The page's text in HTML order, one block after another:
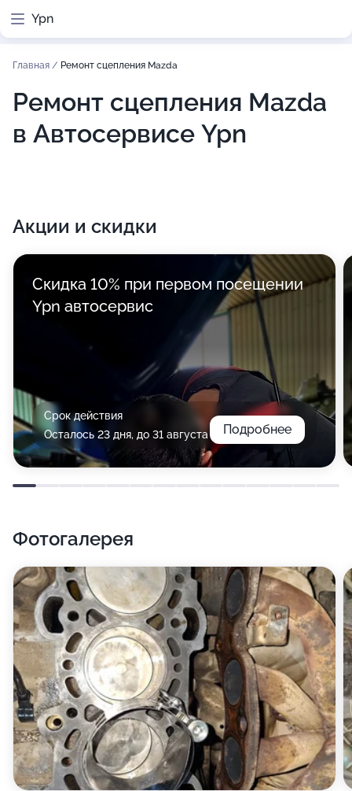
Ypn
Главная / Ремонт сцепления Mazda
Ремонт сцепления Mazda
в Автосервисе Ypn
Акции и скидки
Скидка 10% при первом посещении
Ypn автосервис
Срок действия
Осталось 23 дня, до 31 августа
Подробнее
Фотогалерея